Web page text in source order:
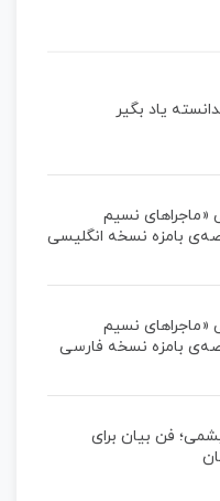
یاد بگیر
نسیم
نسخه انگلیسی
نسیم
نسخه فارسی
بیان برای